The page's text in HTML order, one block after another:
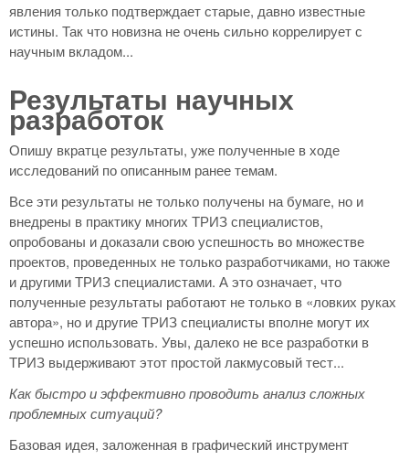
явления только подтверждает старые, давно известные
истины. Так что новизна не очень сильно коррелирует с
научным вкладом...
Результаты научных
разработок
Опишу вкратце результаты, уже полученные в ходе
исследований по описанным ранее темам.
Все эти результаты не только получены на бумаге, но и
внедрены в практику многих ТРИЗ специалистов,
опробованы и доказали свою успешность во множестве
проектов, проведенных не только разработчиками, но также
и другими ТРИЗ специалистами. А это означает, что
полученные результаты работают не только в «ловких руках
автора», но и другие ТРИЗ специалисты вполне могут их
успешно использовать. Увы, далеко не все разработки в
ТРИЗ выдерживают этот простой лакмусовый тест...
Как быстро и эффективно проводить анализ сложных
проблемных ситуаций?
Базовая идея, заложенная в графический инструмент